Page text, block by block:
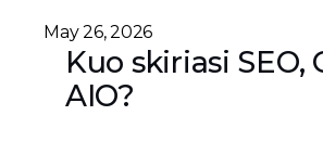
May 26, 2026
Kuo skiriasi SEO,
AIO?